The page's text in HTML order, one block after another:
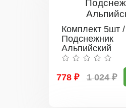
Комплект 5шт /
Подснежник
Альпийский
778 ₽ 1 024 ₽